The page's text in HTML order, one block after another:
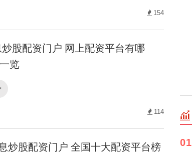
154
股配资门户 网上配资平台有哪
览
114
炒股配资门户 全国十大配资平台榜
01